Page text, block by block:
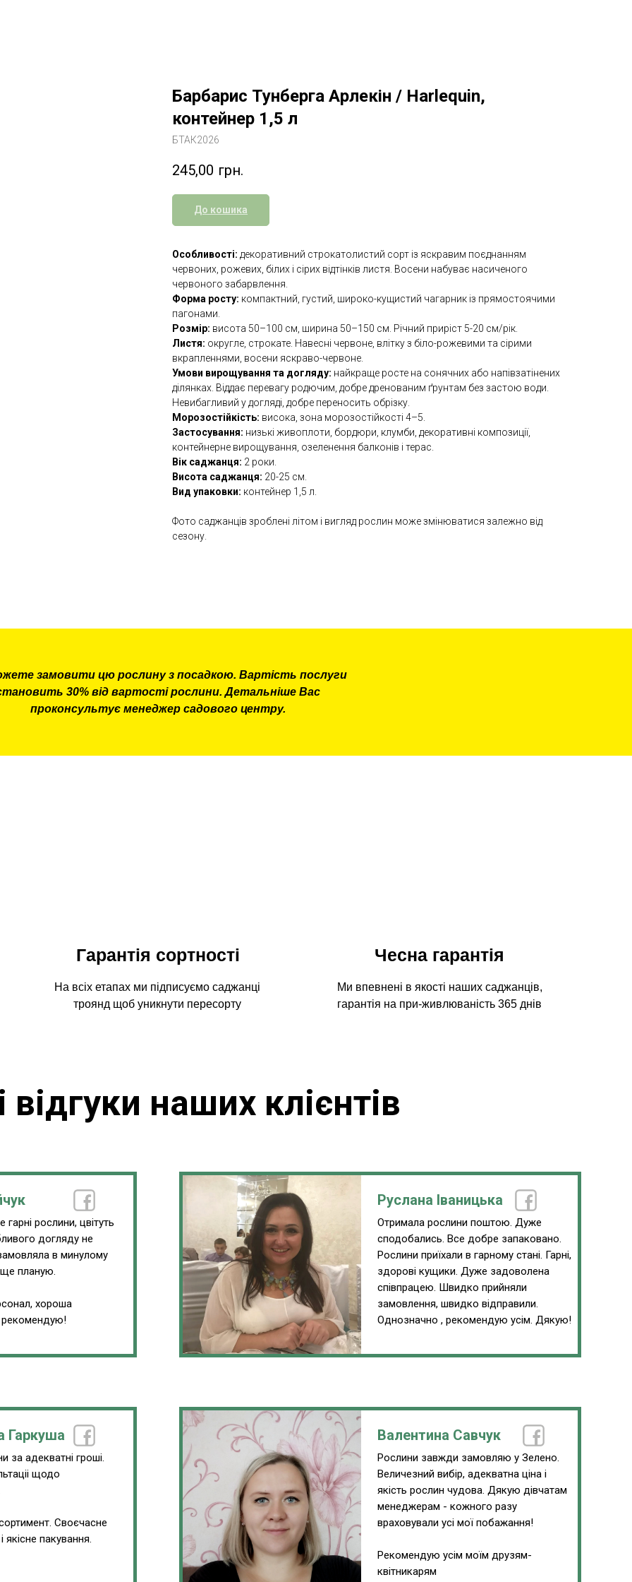
Барбарис Тунберга Арлекін / Harlequin,
контейнер 1,5 л
БТАК2026
245,00 грн.
До кошика
Особливості: декоративний строкатолистий сорт із яскравим поєднанням
червоних, рожевих, білих і сірих відтінків листя. Восени набуває насиченого
червоного забарвлення.
Форма росту: компактний, густий, широко-кущистий чагарник із прямостоячими
пагонами.
Розмір: висота 50–100 см, ширина 50–150 см. Річний приріст 5-20 см/рік.
Листя: округле, строкате. Навесні червоне, влітку з біло-рожевими та сірими
вкрапленнями, восени яскраво-червоне.
Умови вирощування та догляду: найкраще росте на сонячних або напівзатінених
ділянках. Віддає перевагу родючим, добре дренованим ґрунтам без застою води.
Невибагливий у догляді, добре переносить обрізку.
Морозостійкість: висока, зона морозостійкості 4–5.
Застосування: низькі живоплоти, бордюри, клумби, декоративні композиції,
контейнерне вирощування, озеленення балконів і терас.
Вік саджанця: 2 роки.
Висота саджанця: 20-25 см.
Вид упаковки: контейнер 1,5 л.
Фото саджанців зроблені літом і вигляд рослин може змінюватися залежно від
сезону.
замовити цю рослину з посадкою. Вартість послуги
30% від вартості рослини. Детальніше Вас
проконсультує менеджер садового центру.
На всіх етапах ми підписуємо саджанці
троянд щоб уникнути пересорту
Ми впевнені в якості наших саджанців,
гарантія на при-живлюваність 365 днів
Гарантія сортності Чесна гарантія
рослини, цвітуть
догляду не
в минулому
планую.
хороша
рекомендую!
відгуки наших клієнтів
Руслана Іваницька
Отримала рослини поштою. Дуже
сподобались. Все добре запаковано.
Рослини приїхали в гарному стані. Гарні,
здорові кущики. Дуже задоволена
співпрацею. Швидко прийняли
замовлення, швидко відправили.
Однозначно , рекомендую усім. Дякую!
Гаркуша
за адекватні гроші.
щодо
Своєчасне
якісне пакування.
Валентина Савчук
Рослини завжди замовляю у Зелено.
Величезний вибір, адекватна ціна і
якість рослин чудова. Дякую дівчатам
менеджерам - кожного разу
враховували усі мої побажання!
Рекомендую усім моїм друзям-
квітникарям